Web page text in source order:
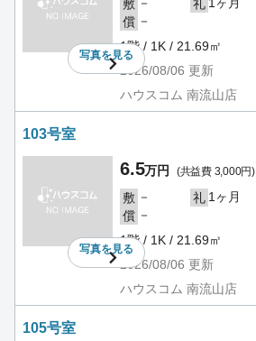
写真を見る
敷 礼
償 －
1階 / 1K / 21.69㎡
2026/08/06 更新
ハウスコム 南流山店
103号室
写真を見る
6.5万円 (共益費 3,000円)
敷 － 礼 1ヶ月
償 －
1階 / 1K / 21.69㎡
2026/08/06 更新
ハウスコム 南流山店
105号室